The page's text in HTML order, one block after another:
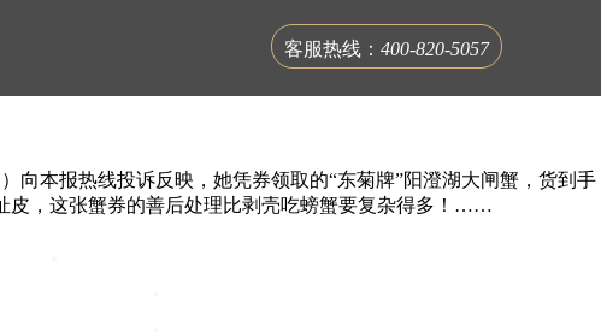
向本报热线投诉反映，她凭券领取的“东菊牌”阳澄湖大闸蟹，货到手
皮，这张蟹券的善后处理比剥壳吃螃蟹要复杂得多！……
客服热线： 400-820-5057